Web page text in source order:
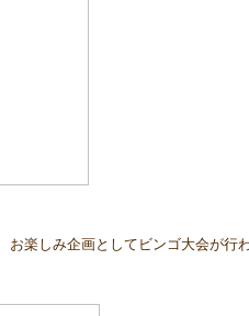
楽しみ企画としてビンゴ大会が行わ